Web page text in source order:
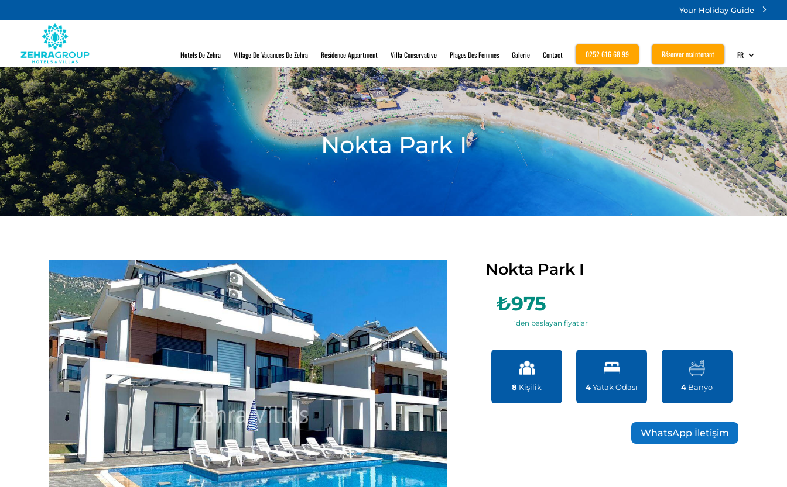
Your Holiday Guide
Hotels De Zehra Village De Vacances De Zehra Residence Appartment Villa Conservative Plages Des Femmes Galerie Contact 0252 616 68 99 Réserver maintenant FR
Nokta Park I
Nokta Park I
₺975
‘den başlayan fiyatlar
8 Kişilik 4Yatak Odası 4 Banyo
WhatsApp İletişim